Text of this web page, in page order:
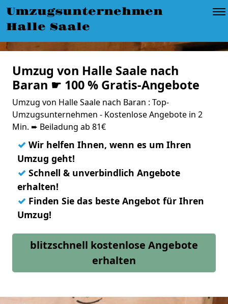
Umzugsunternehmen
Halle Saale
Umzug von Halle Saale nach
Baran ☛ 100 % Gratis-Angebote
Umzug von Halle Saale nach Baran : Top-
Umzugsunternehmen - Kostenlose Angebote in 2
Min. ➨ Beiladung ab 81€
✓ Wir helfen Ihnen, wenn es um Ihren
Umzug geht!
✓ Schnell & unverbindlich Angebote
erhalten!
✓ Finden Sie das beste Angebot für Ihren
Umzug!
blitzschnell kostenlose Angebote
erhalten